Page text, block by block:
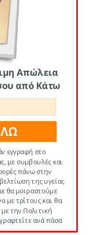
δίαιτα
Απώλεια
από Κάτω
εγγραφή στο
με συμβουλές και
πάνω στην
της υγείας
θα μοιραστούμε
με τρίτους και θα
την Πολιτική
ανά πάσα